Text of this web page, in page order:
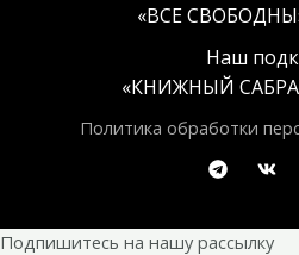
«ВСЕ
Наш
«КНИЖНЫЙ
Политика обработки
Подпишитесь на нашу рассылку